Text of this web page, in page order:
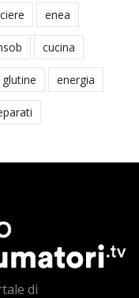
enea
cucina
energia
di